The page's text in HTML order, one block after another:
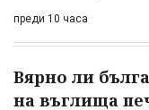
преди 10 часа
Вярно ли
на въглища